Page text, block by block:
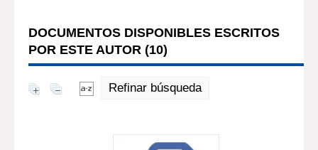
DOCUMENTOS DISPONIBLES ESCRITOS
POR ESTE AUTOR (10)
Refinar búsqueda